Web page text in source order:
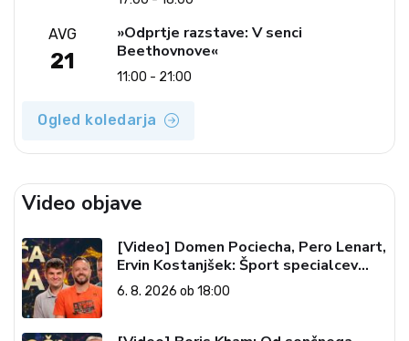
AVG
21
»Odprtje razstave: V senci
Beethovnove«
11:00 - 21:00
Ogled koledarja
Video objave
[Video] Domen Pociecha, Pero Lenart,
Ervin Kostanjšek: Šport specialcev
(Vroča tema, 6. 8. 2026)
6. 8. 2026 ob 18:00